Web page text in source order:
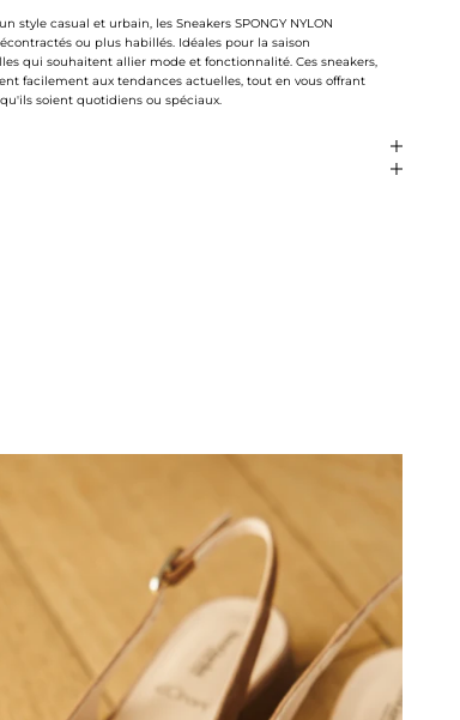
style casual et urbain, les Sneakers SPONGY NYLON
ou plus habillés. Idéales pour la saison
qui souhaitent allier mode et fonctionnalité. Ces sneakers,
facilement aux tendances actuelles, tout en vous offrant
soient quotidiens ou spéciaux.